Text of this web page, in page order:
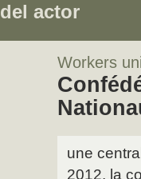
actor
Workers
une
2012, la